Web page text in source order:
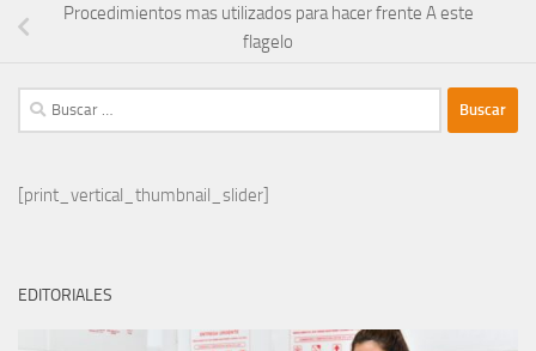
Procedimientos mas utilizados para hacer frente A este
flagelo
Buscar:
[print_vertical_thumbnail_slider]
EDITORIALES